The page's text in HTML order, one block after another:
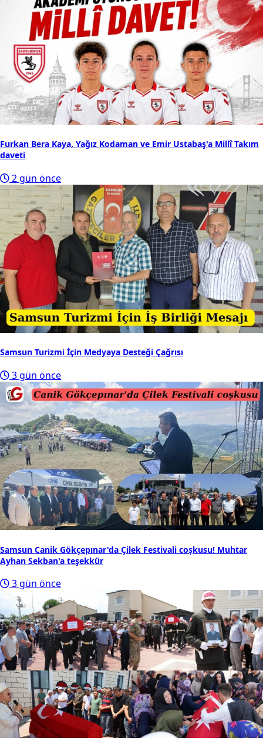
Furkan Bera Kaya, Yağız Kodaman ve Emir Ustabaş'a Millî Takım
daveti
2 gün önce
Samsun Turizmi İçin Medyaya Desteği Çağrısı
3 gün önce
Samsun Canik Gökçepınar'da Çilek Festivali coşkusu! Muhtar
Ayhan Sekban'a teşekkür
3 gün önce